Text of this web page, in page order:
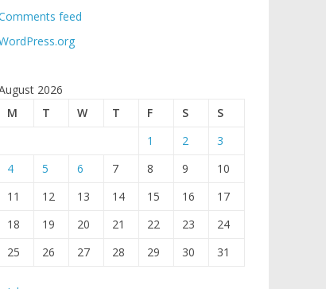
feed
2026
M
T W T F S
S
1
2
3
4
5 6 7 8 9
10
11
12 13 14 15 16
17
18
19 20 21 22 23
24
25
26 27 28 29 30 31